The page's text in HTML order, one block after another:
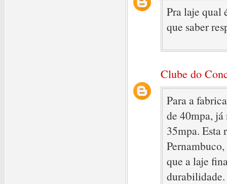
Pra laje qual
que saber
Clube do
Para a
de 40mpa, já
35mpa. Esta
que a laje
durabilidade.